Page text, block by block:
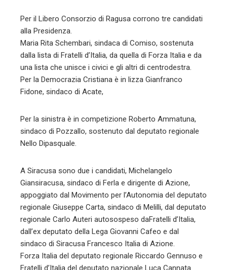
Per il Libero Consorzio di Ragusa corrono tre candidati
alla Presidenza.
Maria Rita Schembari, sindaca di Comiso, sostenuta
dalla lista di Fratelli d’Italia, da quella di Forza Italia e da
una lista che unisce i civici e gli altri di centrodestra.
Per la Democrazia Cristiana è in lizza Gianfranco
Fidone, sindaco di Acate,
Per la sinistra è in competizione Roberto Ammatuna,
sindaco di Pozzallo, sostenuto dal deputato regionale
Nello Dipasquale.
A Siracusa sono due i candidati, Michelangelo
Giansiracusa, sindaco di Ferla e dirigente di Azione,
appoggiato dal Movimento per l’Autonomia del deputato
regionale Giuseppe Carta, sindaco di Melilli, dal deputato
regionale Carlo Auteri autosospeso daFratelli d’Italia,
dall’ex deputato della Lega Giovanni Cafeo e dal
sindaco di Siracusa Francesco Italia di Azione.
Forza Italia del deputato regionale Riccardo Gennuso e